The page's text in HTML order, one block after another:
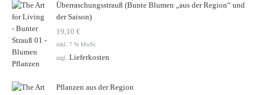
Überraschungsstrauß (Bunte Blumen „aus der Region“ und
der Saison)
19,10 €
inkl. 7 % MwSt.
zzgl. Lieferkosten
Pflanzen aus der Region